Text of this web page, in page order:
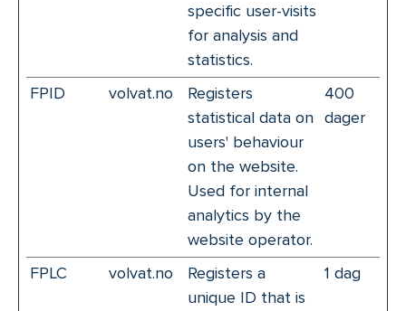
specific user-visits
for analysis and
statistics.
FPID volvat.no
Registers
statistical data on
users' behaviour
on the website.
Used for internal
analytics by the
website operator.
400
dager
FPLC volvat.no
Registers a
unique ID that is
1 dag